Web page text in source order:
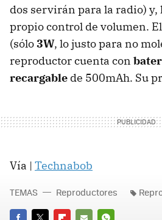
dos servirán para la radio) y,
propio control de volumen.
(sólo3W, lo justo para no
reproductor cuenta con
recargable de 500mAh. Su
Vía | Technabob
TEMAS Reproductores